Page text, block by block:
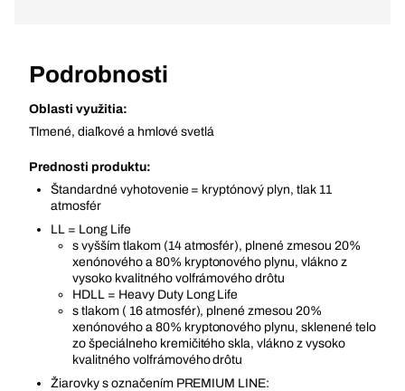
Podrobnosti
Oblasti využitia:
Tlmené, diaľkové a hmlové svetlá
Prednosti produktu:
Štandardné vyhotovenie = kryptónový plyn, tlak 11
atmosfér
LL = Long Life
s vyšším tlakom (14 atmosfér), plnené zmesou 20%
xenónového a 80% kryptonového plynu, vlákno z
vysoko kvalitného volfrámového drôtu
HDLL = Heavy Duty Long Life
s tlakom ( 16 atmosfér), plnené zmesou 20%
xenónového a 80% kryptonového plynu, sklenené telo
zo špeciálneho kremičitého skla, vlákno z vysoko
kvalitného volfrámového drôtu
Žiarovky s označením PREMIUM LINE: